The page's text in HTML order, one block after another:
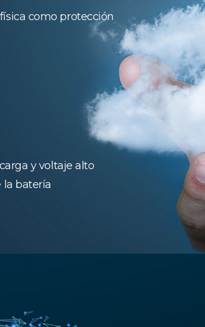
como protección
y voltaje alto
la batería